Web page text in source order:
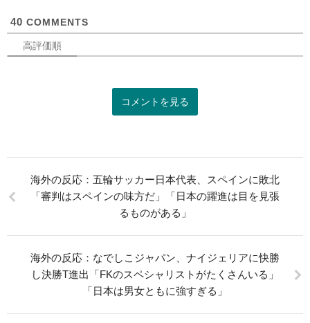
40 COMMENTS
高評価順
コメントを見る
海外の反応：五輪サッカー日本代表、スペインに敗北
「審判はスペインの味方だ」「日本の躍進は目を見張
るものがある」
海外の反応：なでしこジャパン、ナイジェリアに快勝
し決勝T進出「FKのスペシャリストがたくさんいる」
「日本は男女ともに強すぎる」